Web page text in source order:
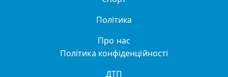
Політика
Про нас
Політика конфіденційності
ДТП